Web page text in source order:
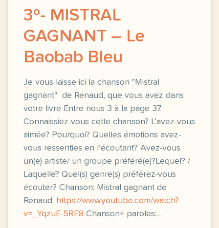
3º- MISTRAL
GAGNANT – Le
Baobab Bleu
Je vous laisse ici la chanson "Mistral
gagnant" de Renaud, que vous avez dans
votre livre Entre nous 3 à la page 37.
Connaissiez-vous cette chanson? L’avez-vous
aimée? Pourquoi? Quelles émotions avez-
vous ressenties en l’écoutant? Avez-vous
un(e) artiste/ un groupe préféré(e)?Lequel? /
Laquelle? Quel(s) genre(s) préférez-vous
écouter? Chanson: Mistral gagnant de
Renaud: https://www.youtube.com/watch?
v=_YqzuE-5RE8 Chanson+ paroles:…